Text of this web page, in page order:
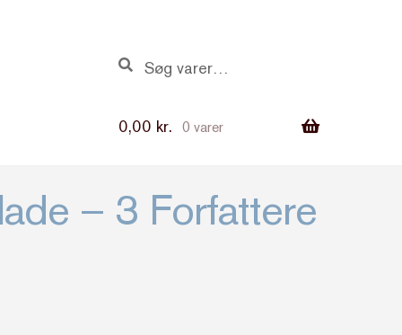
efter:
Søg
0,00 kr. 0 varer
– 3 Forfattere